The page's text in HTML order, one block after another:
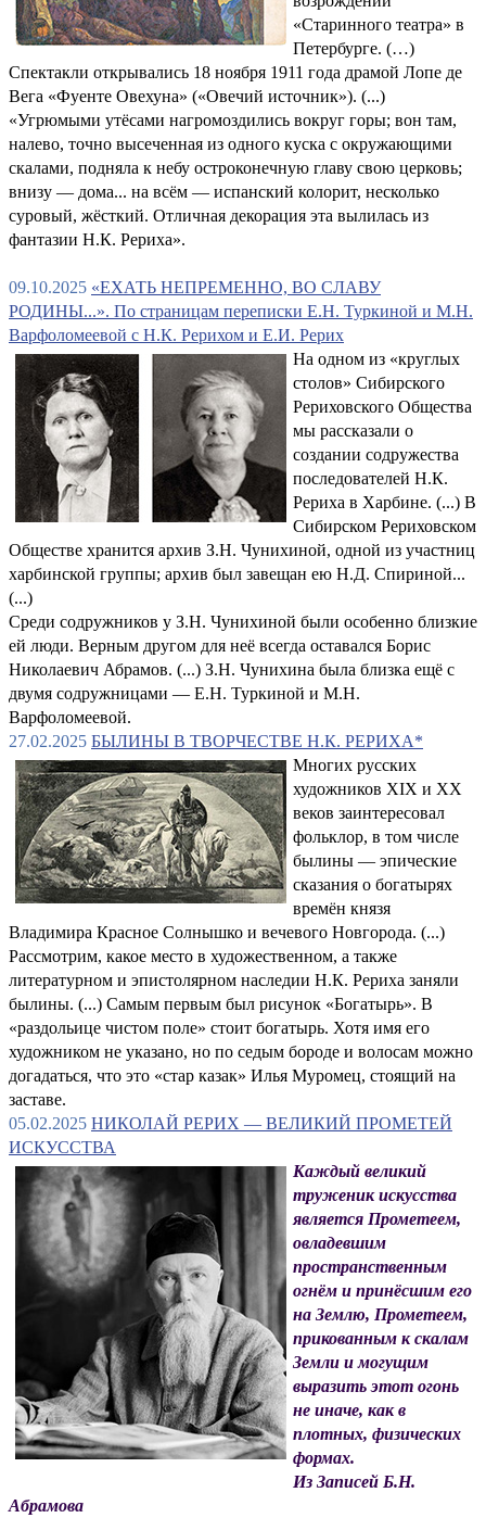
«Старинного театра» в
Петербурге. (…)
Спектакли открывались 18 ноября 1911 года драмой Лопе де
Вега «Фуенте Овехуна» («Овечий источник»). (...)
«Угрюмыми утёсами нагромоздились вокруг горы; вон там,
налево, точно высеченная из одного куска с окружающими
скалами, подняла к небу остроконечную главу свою церковь;
внизу — дома... на всём — испанский колорит, несколько
суровый, жёсткий. Отличная декорация эта вылилась из
фантазии Н.К. Рериха».
09.10.2025 «ЕХАТЬ НЕПРЕМЕННО, ВО СЛАВУ
РОДИНЫ...». По страницам переписки Е.Н. Туркиной и М.Н.
Варфоломеевой с Н.К. Рерихом и Е.И. Рерих
На одном из «круглых
столов» Сибирского
Рериховского Общества
мы рассказали о
создании содружества
последователей Н.К.
Рериха в Харбине. (...) В
Сибирском Рериховском
Обществе хранится архив З.Н. Чунихиной, одной из участниц
харбинской группы; архив был завещан ею Н.Д. Спириной...
(...)
Среди содружников у З.Н. Чунихиной были особенно близкие
ей люди. Верным другом для неё всегда оставался Борис
Николаевич Абрамов. (...) З.Н. Чунихина была близка ещё с
двумя содружницами — Е.Н. Туркиной и М.Н.
Варфоломеевой.
27.02.2025 БЫЛИНЫ В ТВОРЧЕСТВЕ Н.К. РЕРИХА*
Многих русских
художников XIX и XX
веков заинтересовал
фольклор, в том числе
былины — эпические
сказания о богатырях
времён князя
Владимира Красное Солнышко и вечевого Новгорода. (...)
Рассмотрим, какое место в художественном, а также
литературном и эпистолярном наследии Н.К. Рериха заняли
былины. (...) Самым первым был рисунок «Богатырь». В
«раздольице чистом поле» стоит богатырь. Хотя имя его
художником не указано, но по седым бороде и волосам можно
догадаться, что это «стар казак» Илья Муромец, стоящий на
заставе.
05.02.2025 НИКОЛАЙ РЕРИХ — ВЕЛИКИЙ ПРОМЕТЕЙ
ИСКУССТВА
Каждый великий
труженик искусства
является Прометеем,
овладевшим
пространственным
огнём и принёсшим его
на Землю, Прометеем,
прикованным к скалам
Земли и могущим
выразить этот огонь
не иначе, как в
плотных, физических
формах.
Из Записей Б.Н.
Абрамова